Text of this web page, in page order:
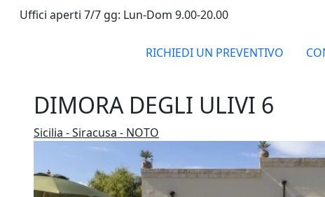
Uffici aperti 7/7 gg: Lun-Dom 9.00-20.00
RICHIEDI UN PREVENTIVO
DIMORA DEGLI ULIVI 6
Sicilia - Siracusa - NOTO